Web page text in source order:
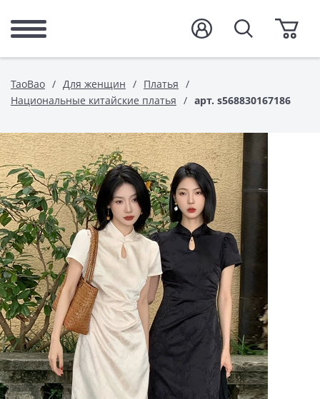
TaoBao Для женщин
Платья
Национальные китайские платья
арт. s568830167186